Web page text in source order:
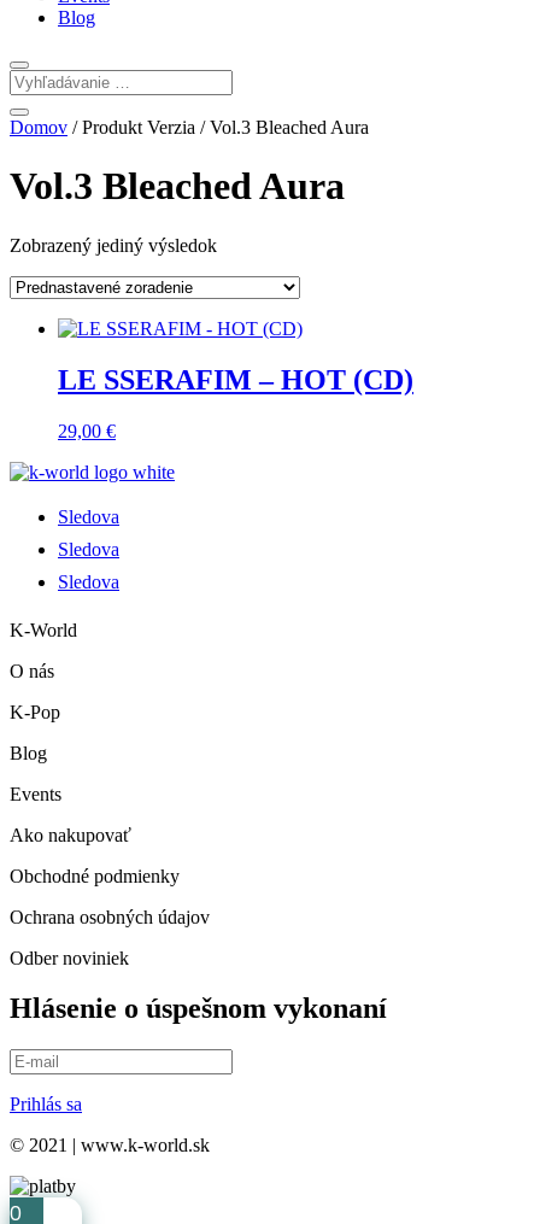
Blog
Domov / Produkt Verzia / Vol.3 Bleached Aura
Vol.3 Bleached Aura
Zobrazený jediný výsledok
LE SSERAFIM – HOT (CD)
29,00 €
Sledova
Sledova
Sledova
K-World
O nás
K-Pop
Blog
Events
Ako nakupovať
Obchodné podmienky
Ochrana osobných údajov
Odber noviniek
Hlásenie o úspešnom vykonaní
Prihlás sa
© 2021 | www.k-world.sk
0